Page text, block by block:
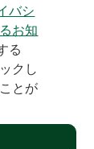
バシ
お知
る
クし
とが